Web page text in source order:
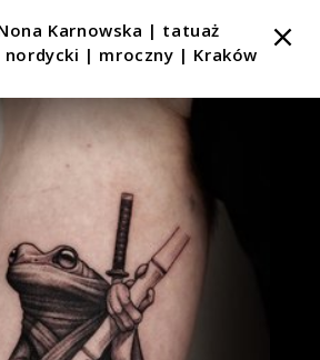
Karnowska | tatuaż słowiański |
| mroczny | Kraków
Grey / Blackwork / Blackout / Dotwork /
/ Grawiura / Rycinyi 3 więcej
WIADOMOŚĆ
TATTOO LIFE
Karnowska | tatuaż
nordycki | mroczny | Kraków